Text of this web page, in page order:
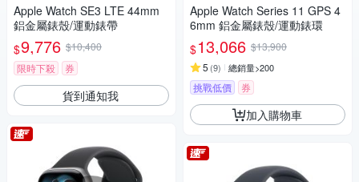
Apple Watch SE3 LTE 44mm
鋁金屬錶殼/運動錶帶
$9,776 $10,400
限時下殺
券
貨到通知我
Apple Watch Series 11 GPS 4
6mm 鋁金屬錶殼/運動錶環
$13,066 $13,900
5 (9) 總銷量>200
挑戰低價 券
加入購物車